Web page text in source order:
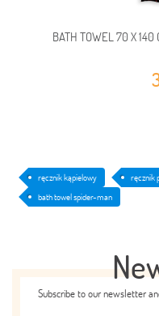
BATH TOWEL 70 X
ręcznik kąpielowy ręcznik
bath towel spider-man
Subscribe to our newsletter